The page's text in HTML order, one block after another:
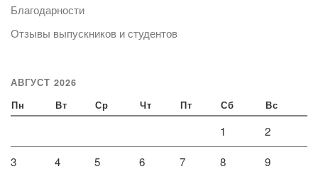
Благодарности
Отзывы выпускников и студентов
АВГУСТ 2026
Пн Вт Ср Чт Пт Сб Вс
1 2
3 4 5 6 7 8 9